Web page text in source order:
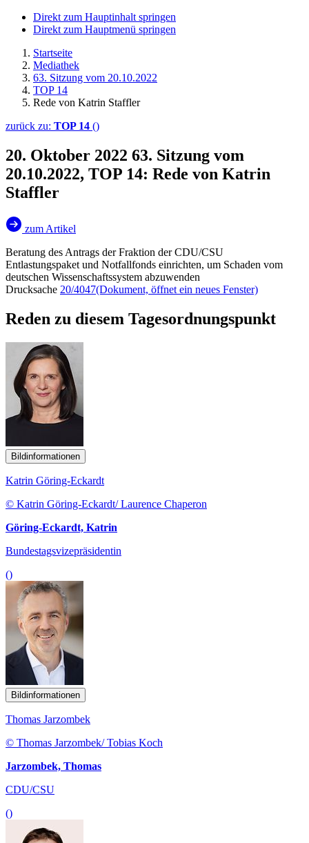
Direkt zum Hauptinhalt springen
Direkt zum Hauptmenü springen
Startseite
Mediathek
63. Sitzung vom 20.10.2022
TOP 14
Rede von Katrin Staffler
zurück zu: TOP 14 ()
20. Oktober 2022 63. Sitzung vom
20.10.2022, TOP 14: Rede von Katrin
Staffler
zum Artikel
Beratung des Antrags der Fraktion der CDU/CSU
Entlastungspaket und Notfallfonds einrichten, um Schaden vom
deutschen Wissenschaftssystem abzuwenden
Drucksache 20/4047(Dokument, öffnet ein neues Fenster)
Reden zu diesem Tagesordnungspunkt
Bildinformationen
Katrin Göring-Eckardt
© Katrin Göring-Eckardt/ Laurence Chaperon
Göring-Eckardt, Katrin
Bundestagsvizepräsidentin
()
Bildinformationen
Thomas Jarzombek
© Thomas Jarzombek/ Tobias Koch
Jarzombek, Thomas
CDU/CSU
()